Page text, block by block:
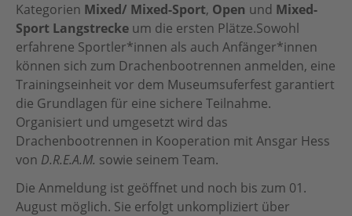
Kategorien Mixed/ Mixed-Sport, Open und Mixed-
Sport Langstrecke um die ersten Plätze.Sowohl
erfahrene Sportler*innen als auch Anfänger*innen
können sich zum Drachenbootrennen anmelden, eine
Trainingseinheit vor dem Museumsuferfest garantiert
die Grundlagen für eine sichere Teilnahme.
Organisiert und umgesetzt wird das
Drachenbootrennen in Kooperation mit Ansgar Hess
von D.R.E.A.M. sowie seinem Team.
Die Anmeldung ist geöffnet und noch bis zum 01.
August möglich. Sie erfolgt unkompliziert über